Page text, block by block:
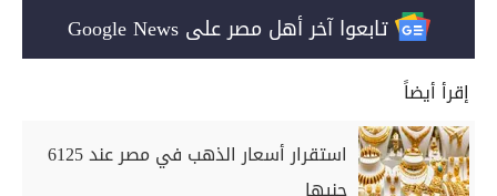
تابعوا آخر أهل مصر على Google News
إقرأ أيضاً
استقرار أسعار الذهب في مصر عند 6125